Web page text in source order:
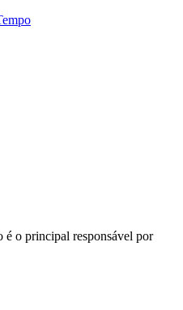
é o principal responsável por